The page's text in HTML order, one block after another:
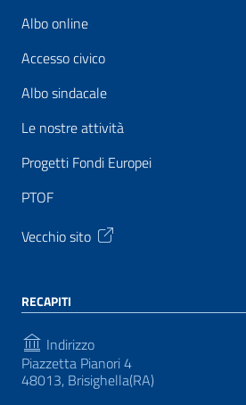
Albo online
Accesso civico
Albo sindacale
Le nostre attività
Progetti Fondi Europei
PTOF
Vecchio sito
RECAPITI
Indirizzo
Piazzetta Pianori 4
48013, Brisighella(RA)